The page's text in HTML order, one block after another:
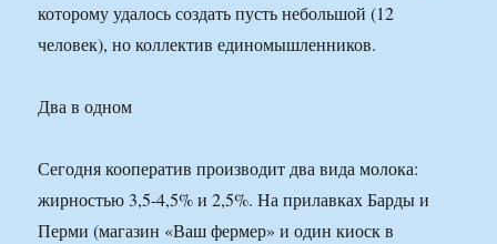
которому удалось создать пусть небольшой (12
человек), но коллектив единомышленников.
Два в одном
Сегодня кооператив производит два вида молока:
жирностью 3,5-4,5% и 2,5%. На прилавках Барды и
Перми (магазин «Ваш фермер» и один киоск в